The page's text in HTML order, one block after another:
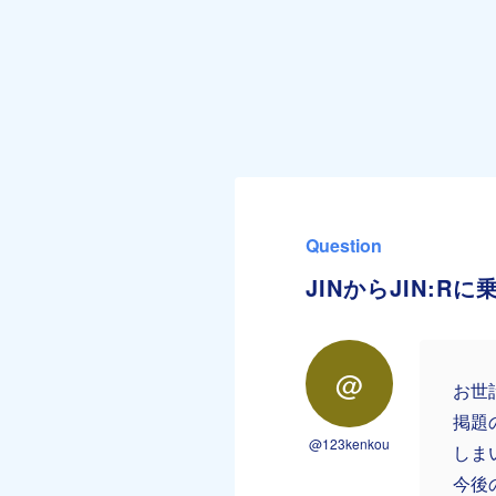
Question
JINからJIN:Rに
@
@123kenkou
お世
掲題
しま
今後